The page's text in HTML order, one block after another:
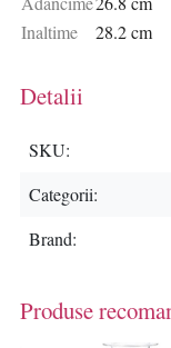
Inaltime
28.2 cm
Detalii
SKU
Categorii
Brand
Produse